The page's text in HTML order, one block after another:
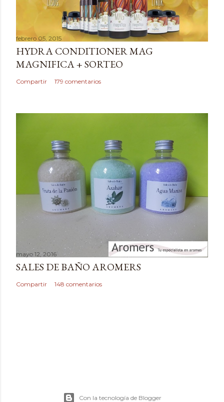
a
r
u
n
c
o
febrero 05, 2015
HYDRA CONDITIONER MAG
MAGNIFICA + SORTEO
Compartir 179 comentarios
mayo 12, 2016
SALES DE BAÑO AROMERS
Compartir 148 comentarios
Con la tecnología de Blogger